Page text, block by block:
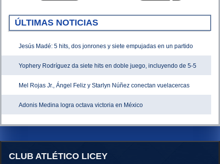
ÚLTIMAS NOTICIAS
Jesús Madé: 5 hits, dos jonrones y siete empujadas en un partido
Yophery Rodríguez da siete hits en doble juego, incluyendo de 5-5
Mel Rojas Jr., Ángel Feliz y Starlyn Núñez conectan vuelacercas
Adonis Medina logra octava victoria en México
CLUB ATLÉTICO LICEY